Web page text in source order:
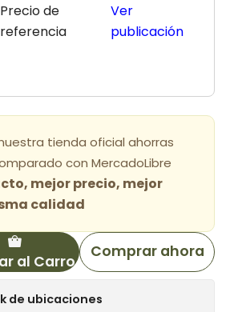
Precio de
referencia
Ver
publicación
tienda oficial ahorras
con MercadoLibre
mejor precio, mejor
calidad
al Carro
Comprar ahora
de ubicaciones